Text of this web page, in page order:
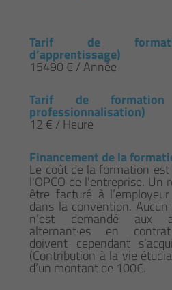
Tarif de
d’apprentissage)
15490 € / Année
Tarif de
professionnalisation)
12 € / Heure
Financement de la
Le coût de la formation
l'OPCO de l'entreprise. Un
être facturé à
dans la convention.
n’est demandé aux
alternant·es en contrat
doivent cependant
(Contribution à la vie
d’un montant de 100€.